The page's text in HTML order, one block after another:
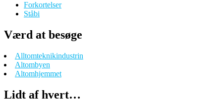
Forkortelser
Ståbi
Værd at besøge
Alltomteknikindustrin
Altombyen
Altomhjemmet
Lidt af hvert…